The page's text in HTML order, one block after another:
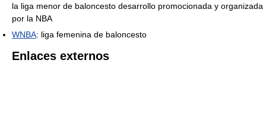
la liga menor de baloncesto desarrollo promocionada y organizada
por la NBA
WNBA: liga femenina de baloncesto
Enlaces externos